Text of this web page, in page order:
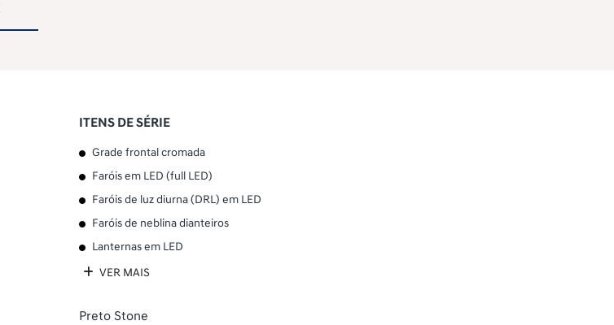
ITENS DE SÉRIE
Grade frontal cromada
Faróis em LED (full LED)
Faróis de luz diurna (DRL) em LED
Faróis de neblina dianteiros
Lanternas em LED
VER MAIS
Preto Stone